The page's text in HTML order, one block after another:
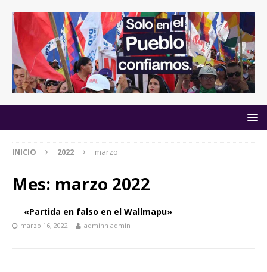
INICIO 2022 marzo
Mes: marzo 2022
«Partida en falso en el Wallmapu»
marzo 16, 2022 adminn admin